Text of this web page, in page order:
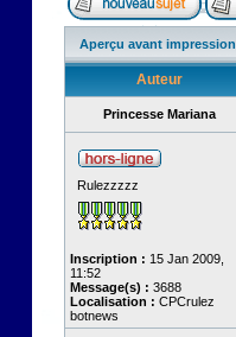
Aperçu avant impression
Auteur
Princesse Mariana
Rulezzzzz
Inscription : 15 Jan 2009,
11:52
Message(s) : 3688
Localisation : CPCrulez
botnews